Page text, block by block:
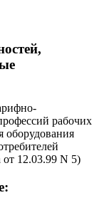
рабочих
оборудования
12.03.99 N 5)